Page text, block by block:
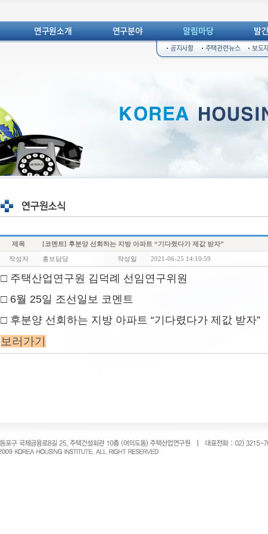
연구원소개 연구분야 알림마당
공지사항 주택관련뉴스 보도
발
제목 [코멘트] 후분양 선회하는 지방 아파트 “기다렸다가 제값 받자”
작성자 홍보담당 작성일 2021-06-25 14:10:59
□ 주택산업연구원 김덕례 선임연구위원
□ 6월 25일 조선일보 코멘트
□ 후분양 선회하는 지방 아파트 “기다렸다가 제값 받자”
보러가기